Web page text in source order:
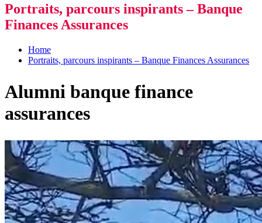
Portraits, parcours inspirants – Banque
Finances Assurances
Home
Portraits, parcours inspirants – Banque Finances Assurances
Alumni banque finance
assurances